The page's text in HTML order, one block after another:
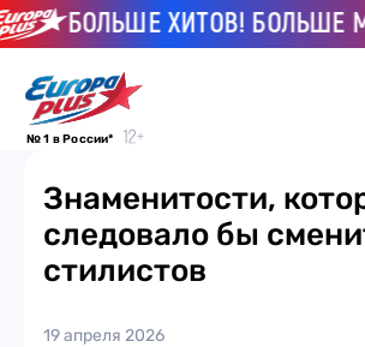
БОЛЬШЕ ХИТОВ! БОЛЬШЕ
№ 1 в России*
Знаменитости,
следовало бы
стилистов
19 апреля 2026